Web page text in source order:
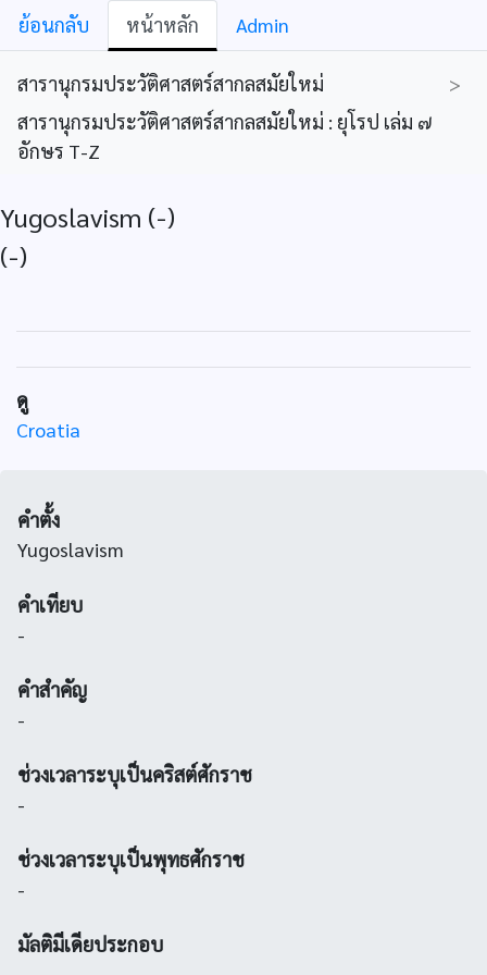
ย้อนกลับ หน้าหลัก Admin
สารานุกรมประวัติศาสตร์สากลสมัยใหม่
>
สารานุกรมประวัติศาสตร์สากลสมัยใหม่ : ยุโรป เล่ม ๗
อักษร T-Z
Yugoslavism (-)
(-)
ดู
Croatia
คำตั้ง
Yugoslavism
คำเทียบ
-
คำสำคัญ
-
ช่วงเวลาระบุเป็นคริสต์ศักราช
-
ช่วงเวลาระบุเป็นพุทธศักราช
-
มัลติมีเดียประกอบ